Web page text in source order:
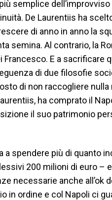
semplice
De Laurentiis ha
di anno in anno la
semina. Al contrario, la
Francesco. E a
di due filosofie
di non raccogliere
ha comprato il
il suo patrimonio
a spendere più di quanto
200 milioni di euro –
necessarie anche all’ok
in ordine e col Napoli ci